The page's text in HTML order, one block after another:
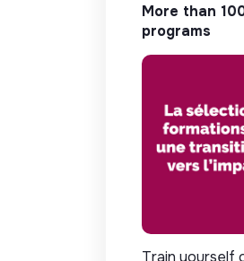
More than
programs
Train yourself